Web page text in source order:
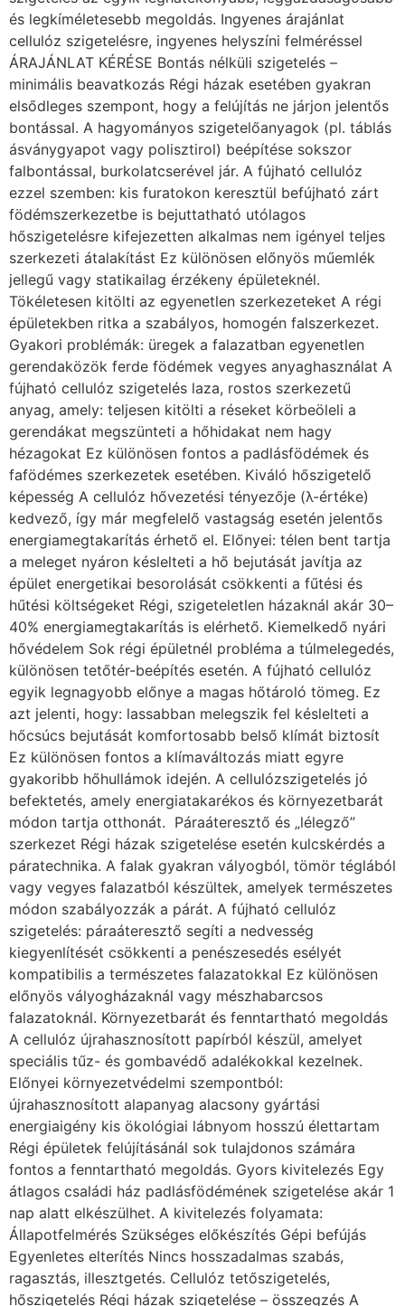
és legkíméletesebb megoldás. Ingyenes árajánlat
cellulóz szigetelésre, ingyenes helyszíni felméréssel
ÁRAJÁNLAT KÉRÉSE Bontás nélküli szigetelés –
minimális beavatkozás Régi házak esetében gyakran
elsődleges szempont, hogy a felújítás ne járjon jelentős
bontással. A hagyományos szigetelőanyagok (pl. táblás
ásványgyapot vagy polisztirol) beépítése sokszor
falbontással, burkolatcserével jár. A fújható cellulóz
ezzel szemben: kis furatokon keresztül befújható zárt
födémszerkezetbe is bejuttatható utólagos
hőszigetelésre kifejezetten alkalmas nem igényel teljes
szerkezeti átalakítást Ez különösen előnyös műemlék
jellegű vagy statikailag érzékeny épületeknél.
Tökéletesen kitölti az egyenetlen szerkezeteket A régi
épületekben ritka a szabályos, homogén falszerkezet.
Gyakori problémák: üregek a falazatban egyenetlen
gerendaközök ferde födémek vegyes anyaghasználat A
fújható cellulóz szigetelés laza, rostos szerkezetű
anyag, amely: teljesen kitölti a réseket körbeöleli a
gerendákat megszünteti a hőhidakat nem hagy
hézagokat Ez különösen fontos a padlásfödémek és
fafödémes szerkezetek esetében. Kiváló hőszigetelő
képesség A cellulóz hővezetési tényezője (λ-értéke)
kedvező, így már megfelelő vastagság esetén jelentős
energiamegtakarítás érhető el. Előnyei: télen bent tartja
a meleget nyáron késlelteti a hő bejutását javítja az
épület energetikai besorolását csökkenti a fűtési és
hűtési költségeket Régi, szigeteletlen házaknál akár 30–
40% energiamegtakarítás is elérhető. Kiemelkedő nyári
hővédelem Sok régi épületnél probléma a túlmelegedés,
különösen tetőtér-beépítés esetén. A fújható cellulóz
egyik legnagyobb előnye a magas hőtároló tömeg. Ez
azt jelenti, hogy: lassabban melegszik fel késlelteti a
hőcsúcs bejutását komfortosabb belső klímát biztosít
Ez különösen fontos a klímaváltozás miatt egyre
gyakoribb hőhullámok idején. A cellulózszigetelés jó
befektetés, amely energiatakarékos és környezetbarát
módon tartja otthonát. Páraáteresztő és „lélegző”
szerkezet Régi házak szigetelése esetén kulcskérdés a
páratechnika. A falak gyakran vályogból, tömör téglából
vagy vegyes falazatból készültek, amelyek természetes
módon szabályozzák a párát. A fújható cellulóz
szigetelés: páraáteresztő segíti a nedvesség
kiegyenlítését csökkenti a penészesedés esélyét
kompatibilis a természetes falazatokkal Ez különösen
előnyös vályogházaknál vagy mészhabarcsos
falazatoknál. Környezetbarát és fenntartható megoldás
A cellulóz újrahasznosított papírból készül, amelyet
speciális tűz- és gombavédő adalékokkal kezelnek.
Előnyei környezetvédelmi szempontból:
újrahasznosított alapanyag alacsony gyártási
energiaigény kis ökológiai lábnyom hosszú élettartam
Régi épületek felújításánál sok tulajdonos számára
fontos a fenntartható megoldás. Gyors kivitelezés Egy
átlagos családi ház padlásfödémének szigetelése akár 1
nap alatt elkészülhet. A kivitelezés folyamata:
Állapotfelmérés Szükséges előkészítés Gépi befújás
Egyenletes elterítés Nincs hosszadalmas szabás,
ragasztás, illesztgetés. Cellulóz tetőszigetelés,
hőszigetelés Régi házak szigetelése – összegzés A